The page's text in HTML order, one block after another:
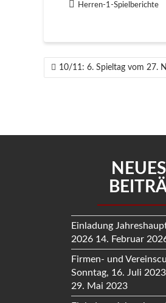
Herren-1-Spielberichte
10/11: 6. Spieltag vom 27.
Einladung
2026 14. Februar
Firmen- und
Sonntag, 16. Juli
29. Mai 2023